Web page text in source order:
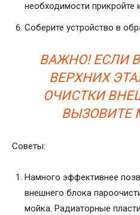
необходимости прикройте
Соберите устройство в
ВАЖНО! ЕСЛИ
ВЕРХНИХ
ОЧИСТКИ
ВЫЗОВИТЕ
Советы:
Намного эффективнее
внешнего блока
мойка. Радиаторные